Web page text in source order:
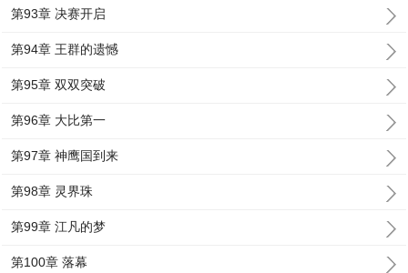
第93章 决赛开启
第94章 王群的遗憾
第95章 双双突破
第96章 大比第一
第97章 神鹰国到来
第98章 灵界珠
第99章 江凡的梦
第100章 落幕